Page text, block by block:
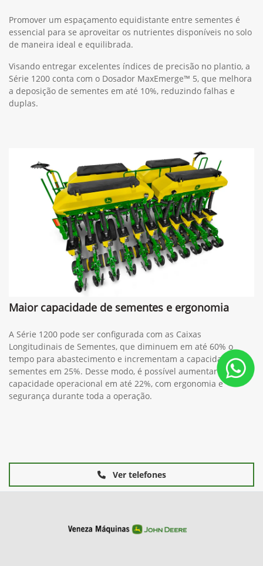
Promover um espaçamento equidistante entre sementes é
essencial para se aproveitar os nutrientes disponíveis no solo
de maneira ideal e equilibrada.
Visando entregar excelentes índices de precisão no plantio, a
Série 1200 conta com o Dosador MaxEmerge™ 5, que melhora
a deposição de sementes em até 10%, reduzindo falhas e
duplas.
Maior capacidade de sementes e ergonomia
A Série 1200 pode ser configurada com as Caixas
Longitudinais de Sementes, que diminuem em até 60% o
tempo para abastecimento e incrementam a capacidade de
sementes em 25%. Desse modo, é possível aumentar a
capacidade operacional em até 22%, com ergonomia e
segurança durante toda a operação.
Ver telefones